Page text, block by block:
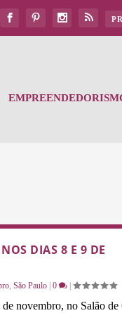
DIAS 8 E 9 DE
, São Paulo 0
novembro, no Salão